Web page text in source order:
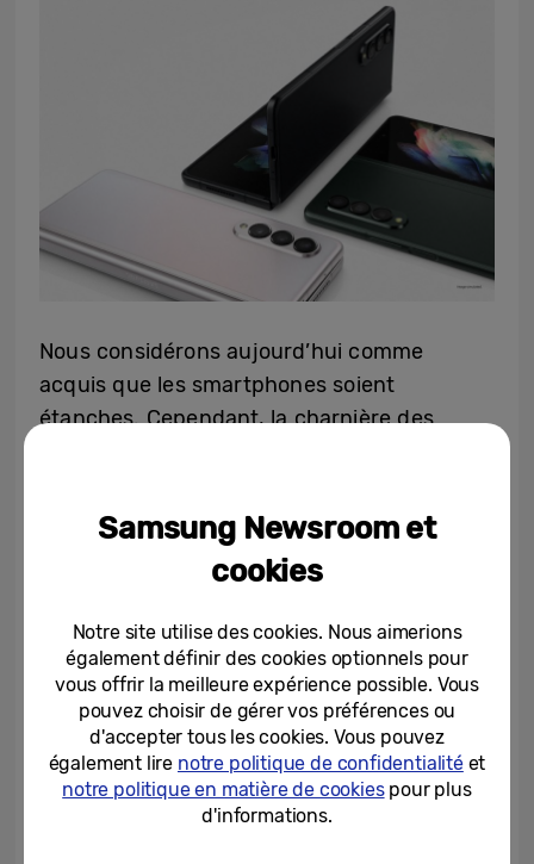
Nous considérons aujourd’hui comme
acquis que les smartphones soient
étanches. Cependant, la charnière des
ou de l’eau de pluie, s’infiltraient par les
côtés, l’appareil pouvait être endommagé
La partie extérieure de l’écran était
entourée d’une bande en caoutchouc pour
empêcher la poussière et les liquides de
pénétrer. Les pièces métalliques de la
charnière étaient fabriquées en matériau
résistant à la corrosion et recouvertes de
Samsung Newsroom et
cookies
Notre site utilise des cookies. Nous aimerions
également définir des cookies optionnels pour
vous offrir la meilleure expérience possible. Vous
pouvez choisir de gérer vos préférences ou
d'accepter tous les cookies. Vous pouvez
également lire notre politique de confidentialitéet
notre politique en matière de cookiespour plus
d'informations.